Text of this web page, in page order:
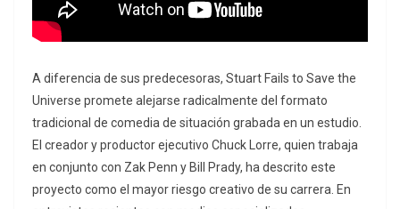
A diferencia de sus predecesoras, Stuart Fails to Save the
Universe promete alejarse radicalmente del formato
tradicional de comedia de situación grabada en un estudio.
El creador y productor ejecutivo Chuck Lorre, quien trabaja
en conjunto con Zak Penn y Bill Prady, ha descrito este
proyecto como el mayor riesgo creativo de su carrera. En